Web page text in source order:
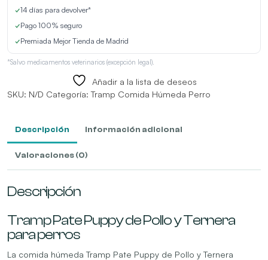
✓14 días para devolver*
✓Pago 100% seguro
✓Premiada Mejor Tienda de Madrid
*Salvo medicamentos veterinarios (excepción legal).
Añadir a la lista de deseos
SKU: N/D Categoría:Tramp Comida Húmeda Perro
Descripción Información adicional
Valoraciones (0)
Descripción
Tramp Pate Puppy de Pollo y Ternera
para perros
La comida húmeda Tramp Pate Puppy de Pollo y Ternera